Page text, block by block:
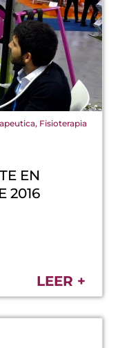
, Fisioterapia
EN
2016
LEER +